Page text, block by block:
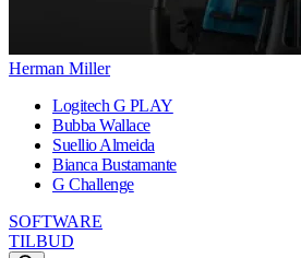
Herman Miller
Logitech G PLAY
Bubba Wallace
Suellio Almeida
Bianca Bustamante
G Challenge
SOFTWARE
TILBUD